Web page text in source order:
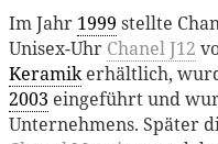
Im Jahr 1999 stellte
Unisex-Uhr Chanel J12
Keramikerhältlich,
2003 eingeführt und
Unternehmens. Später